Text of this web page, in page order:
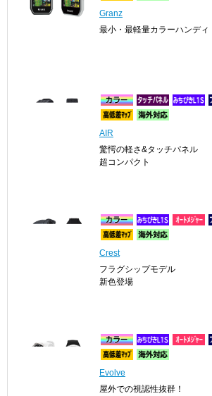
Granz
最小・最軽量カラーハンディ
AIR
驚愕の軽さ&タッチパネル
超コンパクト
Crest
フラグシップモデル
新色登場
Evolve
屋外での視認性抜群！